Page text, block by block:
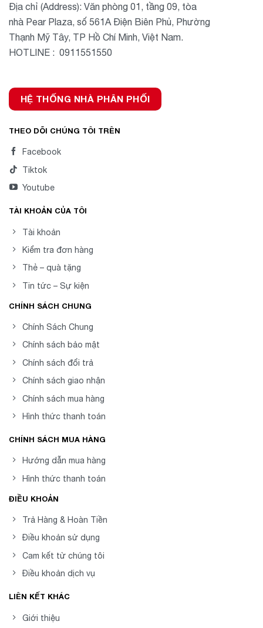
Địa chỉ (Address): Văn phòng 01, tầng 09, tòa
nhà Pear Plaza, số 561A Điện Biên Phủ, Phường
Thạnh Mỹ Tây, TP Hồ Chí Minh, Việt Nam.
HOTLINE : 0911551550
HỆ THỐNG NHÀ PHÂN PHỐI
THEO DÕI CHÚNG TÔI TRÊN
Facebook
Tiktok
Youtube
TÀI KHOẢN CỦA TÔI
Tài khoản
Kiểm tra đơn hàng
Thẻ – quà tặng
Tin tức – Sự kiện
CHÍNH SÁCH CHUNG
Chính Sách Chung
Chính sách bảo mật
Chính sách đổi trả
Chính sách giao nhận
Chính sách mua hàng
Hình thức thanh toán
CHÍNH SÁCH MUA HÀNG
Hướng dẫn mua hàng
Hình thức thanh toán
ĐIỀU KHOẢN
Trả Hàng & Hoàn Tiền
Điều khoản sử dụng
Cam kết từ chúng tôi
Điều khoản dịch vụ
LIÊN KẾT KHÁC
Giới thiệu